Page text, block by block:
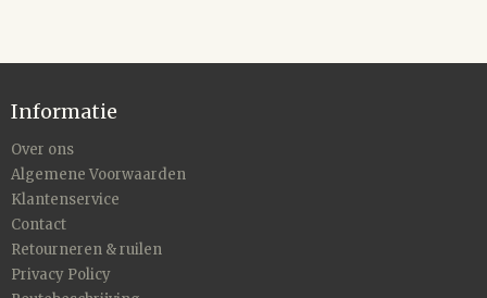
Informatie
Over ons
Algemene Voorwaarden
Klantenservice
Contact
Retourneren & ruilen
Privacy Policy